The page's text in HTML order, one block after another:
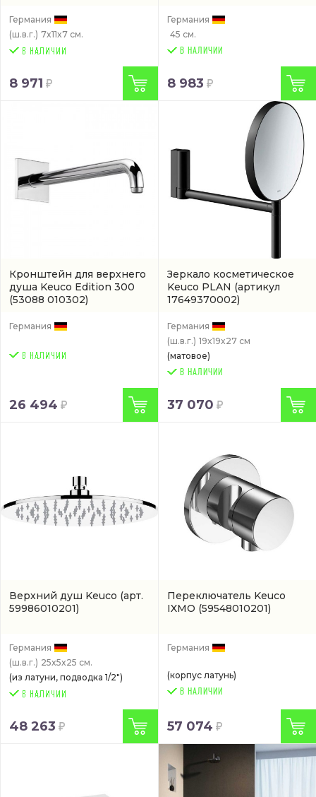
Германия
(ш.в.г.) 7x11x7 см.
8 971
Германия
45 см.
В НАЛИЧИИ
8 983
Кронштейн для верхнего
душа Keuco Edition 300
(53088 010302)
Германия
26 494
Зеркало косметическое
Keuco PLAN (артикул
17649370002)
Германия
(ш.в.г.) 19x19x27 см
(матовое)
В НАЛИЧИИ
37 070
Верхний душ Keuco (арт.
59986010201)
Германия
(ш.в.г.) 25x5x25 см.
(из латуни, подводка 1/2")
48 263
Переключатель Keuco
IXMO (59548010201)
Германия
(корпус латунь)
В НАЛИЧИИ
57 074